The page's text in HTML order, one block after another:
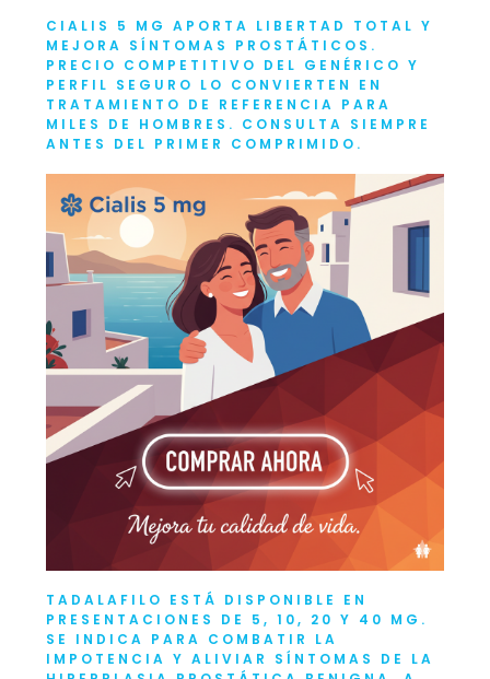
CIALIS 5 MG APORTA LIBERTAD TOTAL Y
MEJORA SÍNTOMAS PROSTÁTICOS.
PRECIO COMPETITIVO DEL GENÉRICO Y
PERFIL SEGURO LO CONVIERTEN EN
TRATAMIENTO DE REFERENCIA PARA
MILES DE HOMBRES. CONSULTA SIEMPRE
ANTES DEL PRIMER COMPRIMIDO.
TADALAFILO ESTÁ DISPONIBLE EN
PRESENTACIONES DE 5, 10, 20 Y 40 MG.
SE INDICA PARA COMBATIR LA
IMPOTENCIA Y ALIVIAR SÍNTOMAS DE LA